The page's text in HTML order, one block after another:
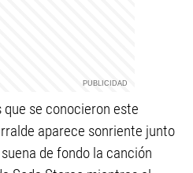
que se conocieron este
aparece sonriente junto
de fondo la canción